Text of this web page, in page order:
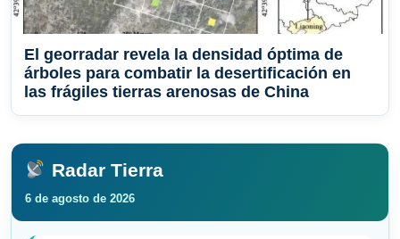
El georradar revela la densidad óptima de
árboles para combatir la desertificación en
las frágiles tierras arenosas de China
Radar Tierra
6 de agosto de 2026